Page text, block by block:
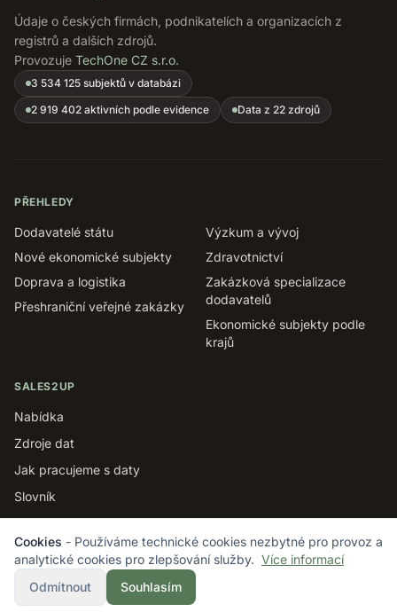
Údaje o českých firmách, podnikatelích a organizacích z
registrů a dalších zdrojů.
Provozuje TechOne CZ s.r.o.
3 534 125 subjektů v databázi
2 919 402 aktivních podle evidence
Data z 22 zdrojů
PŘEHLEDY
Dodavatelé státu
Nové ekonomické subjekty
Doprava a logistika
Přeshraniční veřejné zakázky
Výzkum a vývoj
Zdravotnictví
Zakázková specializace
dodavatelů
Ekonomické subjekty podle
krajů
SALES2UP
Nabídka
Zdroje dat
Jak pracujeme s daty
Slovník
© 2026TechOne CZ s.r.o.
· IČO 06010555
Data z registrů, otevřených dat a dalších zdrojů
Cookies - Používáme technické cookies nezbytné pro provoz a
analytické cookies pro zlepšování služby. Více informací
Odmítnout
Souhlasím